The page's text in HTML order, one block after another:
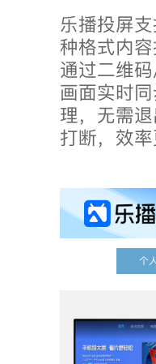
乐播投屏
种格式内
通过二维
画面实时
理，无需
打断，效率
个